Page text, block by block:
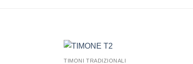
TIMONI TRADIZIONALI